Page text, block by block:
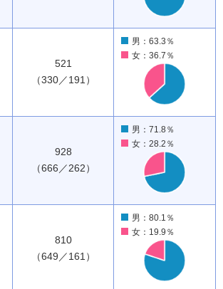
521
（330／191）
男：63.3％
女：36.7％
928
（666／262）
男：71.8％
女：28.2％
810
（649／161）
男：80.1％
女：19.9％